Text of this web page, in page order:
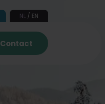
NL EN
Contact